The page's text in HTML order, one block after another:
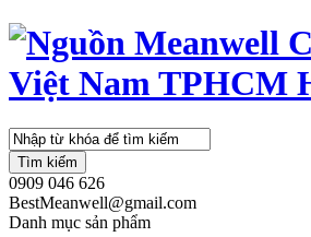
Tìm kiếm
0909 046 626
BestMeanwell@gmail.com
Danh mục sản phẩm